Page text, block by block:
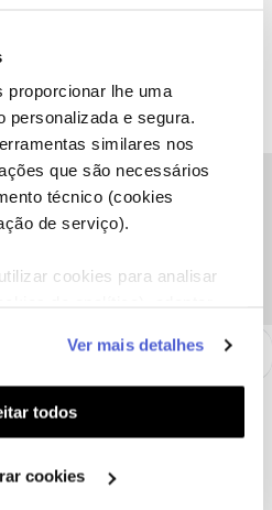
proporcionar lhe uma
personalizada e segura.
similares nos
que são necessários
técnico (cookies
de serviço).
cookies para analisar
personalização e
aos seus interesses
Pode gerir a
em "Configurar
Ver mais detalhes
todos
cookies
disponíveis para ajudar.
"Like" nos melhores comentários.